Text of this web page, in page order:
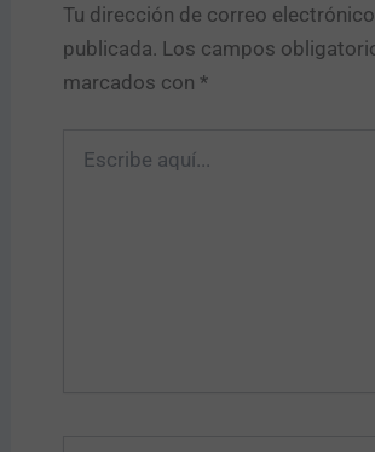
Tu dirección de correo
publicada. Los campos
marcados con *
aquí...